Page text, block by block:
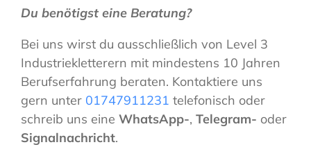
Du benötigst eine Beratung?
Bei uns wirst du ausschließlich von Level 3
Industriekletterern mit mindestens 10 Jahren
Berufserfahrung beraten. Kontaktiere uns
gern unter 01747911231 telefonisch oder
schreib uns eine WhatsApp-, Telegram- oder
Signalnachricht.